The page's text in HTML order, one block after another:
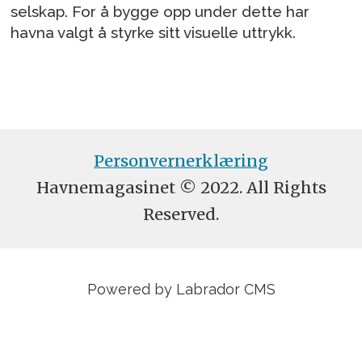
selskap. For å bygge opp under dette har
havna valgt å styrke sitt visuelle uttrykk.
Personvernerklæring
Havnemagasinet © 2022. All Rights
Reserved.
Powered by Labrador CMS